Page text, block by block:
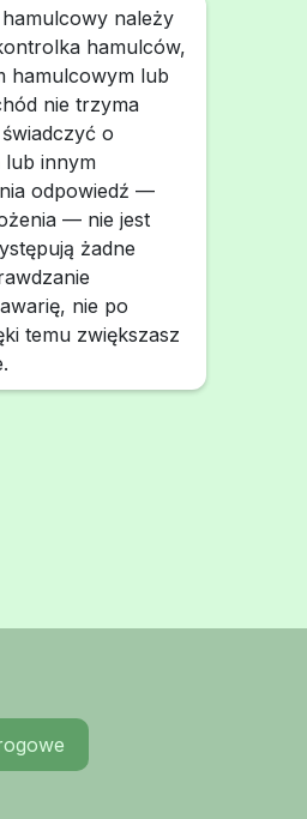
należy
hamulców,
hamulcowym lub
nie trzyma
o
lub innym
odpowiedź —
— nie jest
żadne
nie po
temu zwiększasz